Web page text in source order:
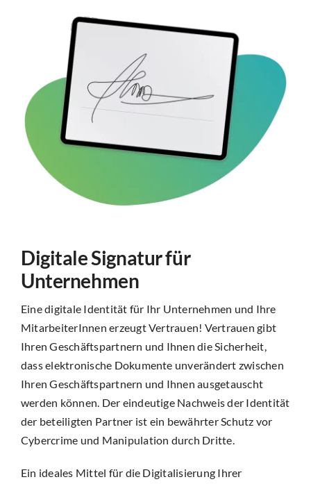
Digitale Signatur für
Unternehmen
Eine digitale Identität für Ihr Unternehmen und Ihre
MitarbeiterInnen erzeugt Vertrauen! Vertrauen gibt
Ihren Geschäftspartnern und Ihnen die Sicherheit,
dass elektronische Dokumente unverändert zwischen
Ihren Geschäftspartnern und Ihnen ausgetauscht
werden können. Der eindeutige Nachweis der Identität
der beteiligten Partner ist ein bewährter Schutz vor
Cybercrime und Manipulation durch Dritte.
Ein ideales Mittel für die Digitalisierung Ihrer